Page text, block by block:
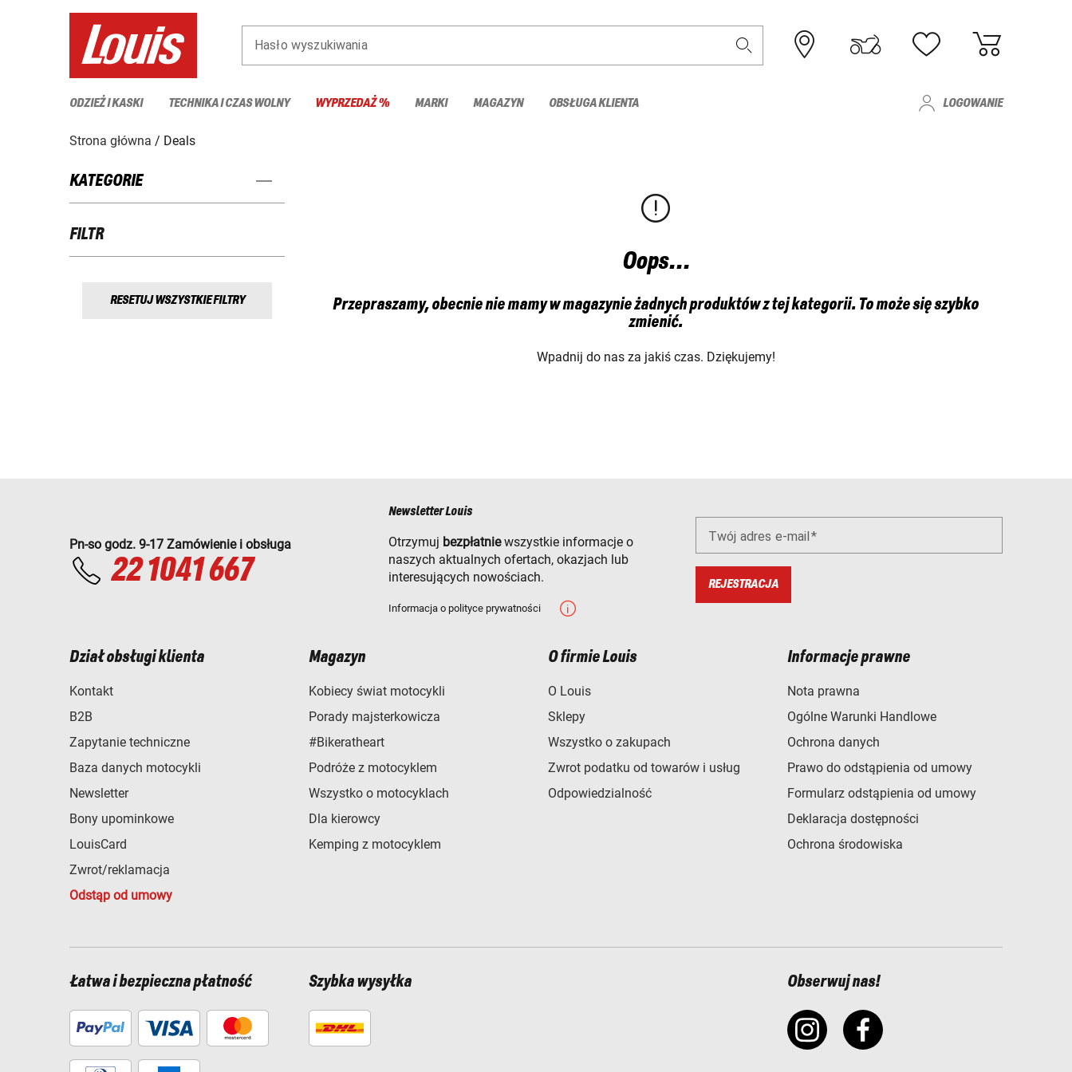
Hasło wyszukiwania
ODZIEŻ I KASKI TECHNIKA I CZAS WOLNY WYPRZEDAŻ % MARKI MAGAZYN OBSŁUGA KLIENTA LOGOWANIE
Strona główna Deals
KATEGORIE
FILTR
RESETUJ WSZYSTKIE FILTRY
Oops...
Przepraszamy, obecnie nie mamy w magazynie żadnych produktów z tej kategorii. To może się szybko
zmienić.
Wpadnij do nas za jakiś czas. Dziękujemy!
Pn-so godz. 9-17 Zamówienie i obsługa
22 1041 667
Newsletter Louis
Otrzymuj bezpłatniewszystkie informacje o
naszych aktualnych ofertach, okazjach lub
interesujących nowościach.
Informacja o polityce prywatności
Twój adres e-mail
REJESTRACJA
Dział obsługi klienta
Kontakt
B2B
Zapytanie techniczne
Baza danych motocykli
Newsletter
Bony upominkowe
LouisCard
Zwrot/reklamacja
Odstąp od umowy
Magazyn
Kobiecy świat motocykli
Porady majsterkowicza
#Bikeratheart
Podróże z motocyklem
Wszystko o motocyklach
Dla kierowcy
Kemping z motocyklem
O firmie Louis
O Louis
Sklepy
Wszystko o zakupach
Zwrot podatku od towarów i usług
Odpowiedzialność
Informacje prawne
Nota prawna
Ogólne Warunki Handlowe
Ochrona danych
Prawo do odstąpienia od umowy
Formularz odstąpienia od umowy
Deklaracja dostępności
Ochrona środowiska
Łatwa i bezpieczna płatność Szybka wysyłka Obserwuj nas!